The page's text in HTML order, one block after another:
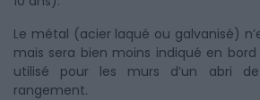
Le métal (acier laqué ou galvanisé)
mais sera bien moins indiqué en
utilisé pour les murs d’un abri
rangement.